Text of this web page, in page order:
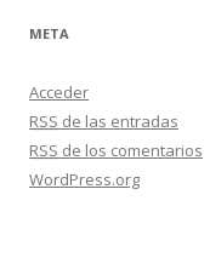
META
Acceder
RSS de las entradas
RSS de los comentarios
WordPress.org